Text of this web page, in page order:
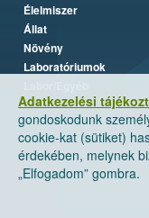
Adatkezelési
gondoskodunk
cookie-kat (sütiket)
érdekében, melynek
„Elfogadom” gombra.
Élelmiszer
Állat
Növény
Laboratóriumok